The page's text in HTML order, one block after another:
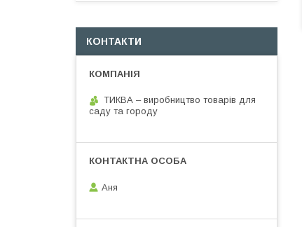
КОНТАКТИ
ТИКВА – виробництво товарів для
саду та городу
Аня